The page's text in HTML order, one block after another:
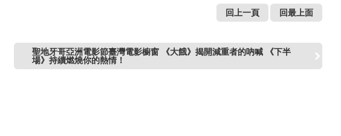
回上一頁 回最上面
聖地牙哥亞洲電影節臺灣電影櫥窗 《大餓》揭開減重者的吶喊 《下半
場》持續燃燒你的熱情！